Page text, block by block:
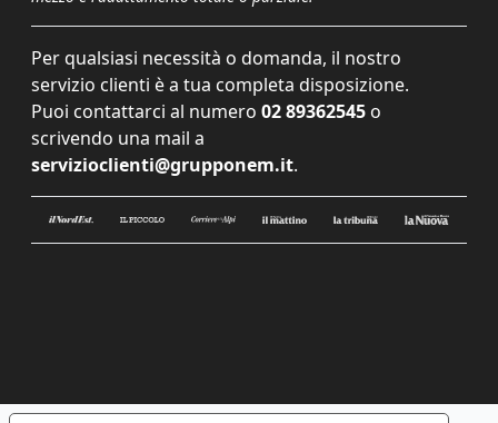
Per qualsiasi necessità o domanda, il nostro
servizio clienti è a tua completa disposizione.
Puoi contattarci al numero 02 89362545 o
scrivendo una mail a
servizioclienti@grupponem.it.